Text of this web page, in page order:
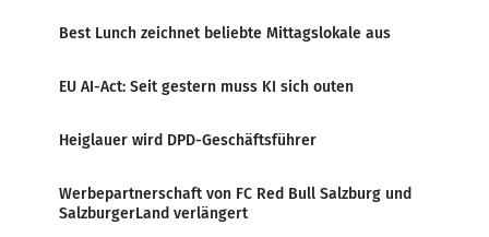
Best Lunch zeichnet beliebte Mittagslokale aus
EU AI-Act: Seit gestern muss KI sich outen
Heiglauer wird DPD-Geschäftsführer
Werbepartnerschaft von FC Red Bull Salzburg und
SalzburgerLand verlängert